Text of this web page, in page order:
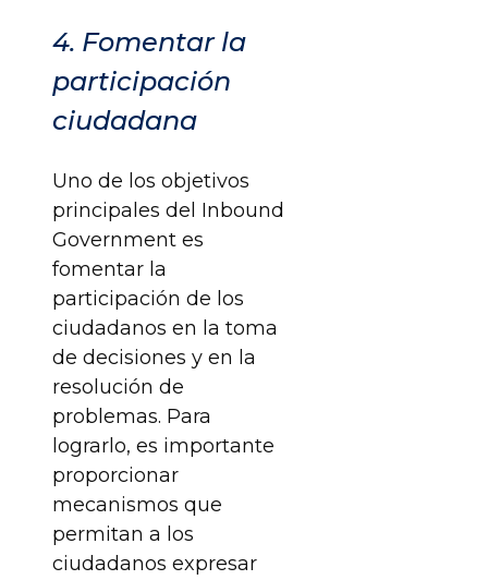
4. Fomentar la
participación
ciudadana
Uno de los objetivos
principales del Inbound
Government es
fomentar la
participación de los
ciudadanos en la toma
de decisiones y en la
resolución de
problemas. Para
lograrlo, es importante
proporcionar
mecanismos que
permitan a los
ciudadanos expresar